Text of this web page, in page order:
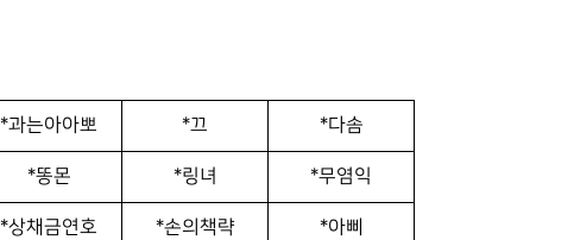
*과는아아뽀 *끄 *다솜
*똥몬 *링녀 *무염익
*상채금연호 *손의책략 *아삐